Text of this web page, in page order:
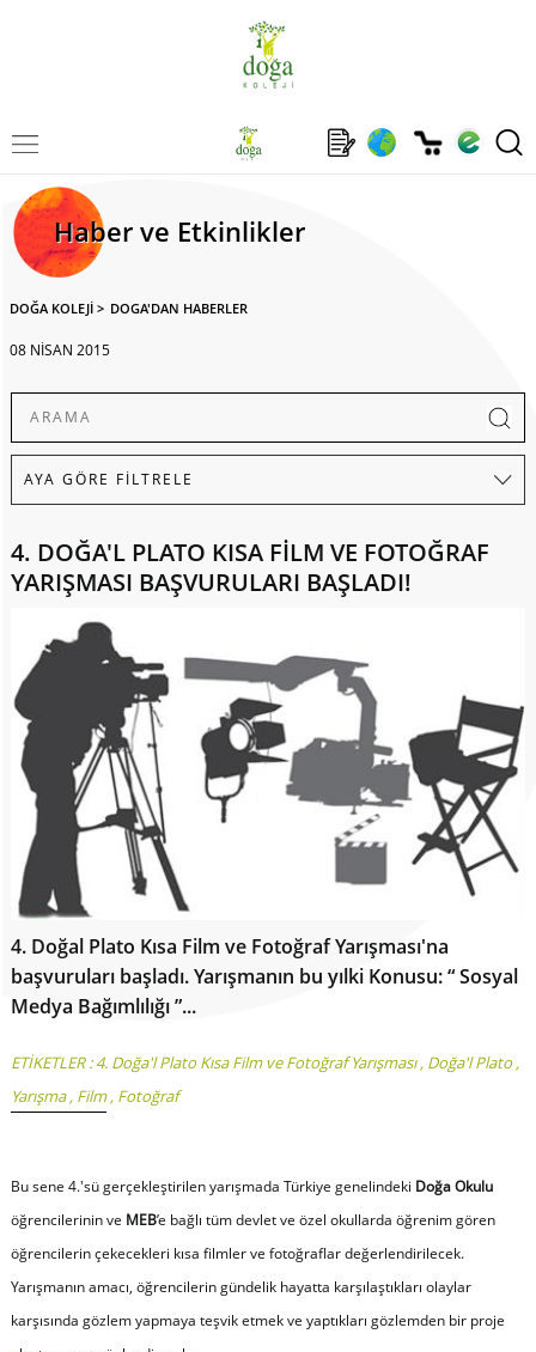
Haber ve Etkinlikler
DOĞA KOLEJİ > DOGA'DAN HABERLER
08 NİSAN 2015
4. DOĞA'L PLATO KISA FİLM VE FOTOĞRAF
YARIŞMASI BAŞVURULARI BAŞLADI!
4. Doğal Plato Kısa Film ve Fotoğraf Yarışması'na
başvuruları başladı. Yarışmanın bu yılki Konusu: “ Sosyal
Medya Bağımlılığı ”...
ETİKETLER :4. Doğa'l Plato Kısa Film ve Fotoğraf Yarışması, Doğa'l Plato,
Yarışma, Film, Fotoğraf
Bu sene 4.'sü gerçekleştirilen yarışmada Türkiye genelindeki Doğa Okulu
öğrencilerinin ve MEB’e bağlı tüm devlet ve özel okullarda öğrenim gören
öğrencilerin çekecekleri kısa filmler ve fotoğraflar değerlendirilecek.
Yarışmanın amacı, öğrencilerin gündelik hayatta karşılaştıkları olaylar
karşısında gözlem yapmaya teşvik etmek ve yaptıkları gözlemden bir proje